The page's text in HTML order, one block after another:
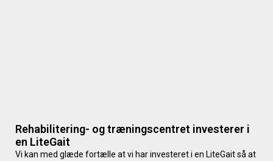
Rehabilitering- og træningscentret investerer i
en LiteGait
Vi kan med glæde fortælle at vi har investeret i en LiteGait så at